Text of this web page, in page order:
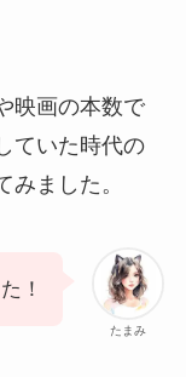
映画の本数で
ていた時代の
ました。
たまみ
！